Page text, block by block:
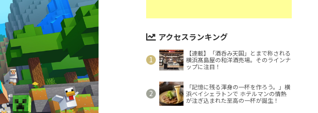
アクセスランキング
【連載】「酒呑み天国」とまで称される
横浜髙島屋の和洋酒売場。そのラインナ
ップに注目！
「記憶に残る渾身の一杯を作ろう。」横
浜ベイシェラトンで ホテルマンの情熱
が注ぎ込まれた至高の一杯が誕生！